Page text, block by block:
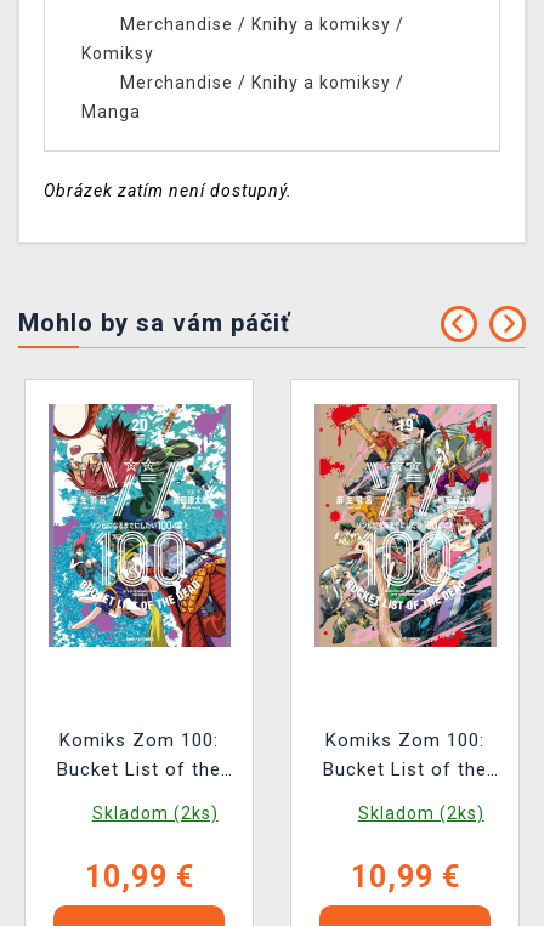
Merchandise / Knihy a komiksy /
Komiksy
Merchandise / Knihy a komiksy /
Manga
Obrázek zatím není dostupný.
Mohlo by sa vám páčiť
Komiks Zom 100:
Bucket List of the
Skladom (2ks)
10,99 €
Komiks Zom 100:
Bucket List of the
Skladom (2ks)
10,99 €